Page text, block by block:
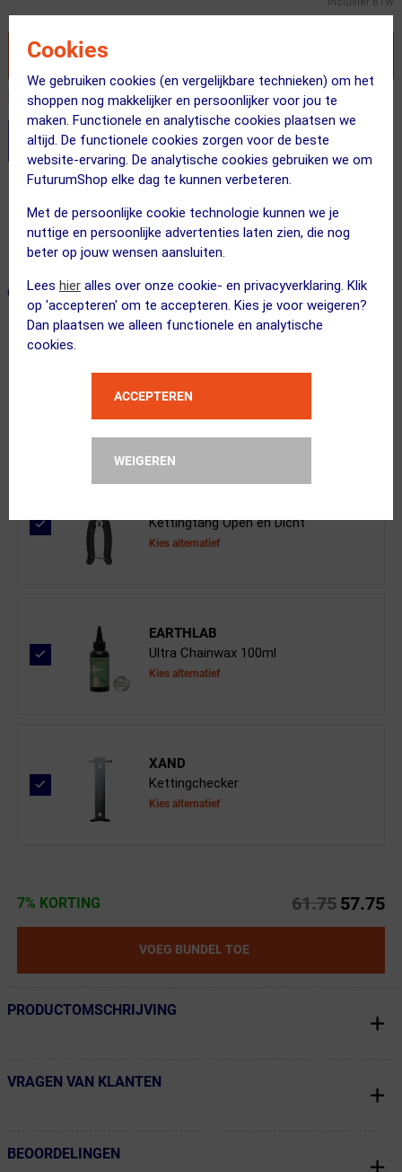
Cookies
We gebruiken cookies (en vergelijkbare technieken) om het
shoppen nog makkelijker en persoonlijker voor jou te
maken. Functionele en analytische cookies plaatsen we
altijd. De functionele cookies zorgen voor de beste
website-ervaring. De analytische cookies gebruiken we om
FuturumShop elke dag te kunnen verbeteren.
Met de persoonlijke cookie technologie kunnen we je
nuttige en persoonlijke advertenties laten zien, die nog
beter op jouw wensen aansluiten.
Lees hier alles over onze cookie- en privacyverklaring. Klik
op 'accepteren' om te accepteren. Kies je voor weigeren?
Dan plaatsen we alleen functionele en analytische
cookies.
ACCEPTEREN
WEIGEREN
VOEG TOE AAN WINKELWAGEN
Recent besteld door 20 klanten! Bestel ook snel!
Stel je productvragen aan onze AI assistent
Gratis verzending vanaf €49
Voor 23:00 uur besteld, morgen in huis
365 dagen retourrecht
← Terug naar productnavigatie
ONZE AANBEVOLEN COMBINATIE
KMC
MissingLink 7/8-Speed Zilver
Kettingtang Open en Dicht
Kies alternatief
EARTHLAB
Ultra Chainwax 100ml
Kies alternatief
XAND
Kettingchecker
Kies alternatief
7% KORTING 61.75 57.75
VOEG BUNDEL TOE
← Terug naar productnavigatie
PRODUCTOMSCHRIJVING
← Terug naar productnavigatie
VRAGEN VAN KLANTEN
← Terug naar productnavigatie
BEOORDELINGEN